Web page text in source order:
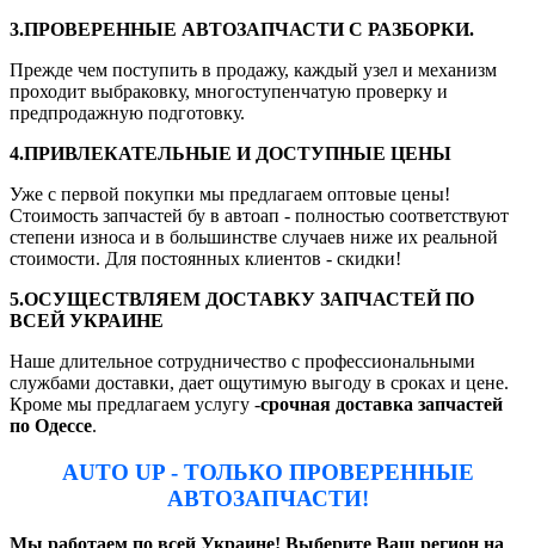
3.ПРОВЕРЕННЫЕ АВТОЗАПЧАСТИ С РАЗБОРКИ.
Прежде чем поступить в продажу, каждый узел и механизм
проходит выбраковку, многоступенчатую проверку и
предпродажную подготовку.
4.ПРИВЛЕКАТЕЛЬНЫЕ И ДОСТУПНЫЕ ЦЕНЫ
Уже с первой покупки мы предлагаем оптовые цены!
Стоимость запчастей бу в автоап - полностью соответствуют
степени износа и в большинстве случаев ниже их реальной
стоимости. Для постоянных клиентов - скидки!
5.ОСУЩЕСТВЛЯЕМ ДОСТАВКУ ЗАПЧАСТЕЙ ПО
ВСЕЙ УКРАИНЕ
Наше длительное сотрудничество с профессиональными
службами доставки, дает ощутимую выгоду в сроках и цене.
Кроме мы предлагаем услугу -срочная доставка запчастей
по Одессе.
AUTO UP - ТОЛЬКО ПРОВЕРЕННЫЕ
АВТОЗАПЧАСТИ!